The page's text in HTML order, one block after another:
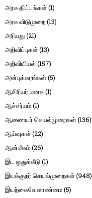
அரசு திட்டங்கள்(1)
அரசு விடுமுறை(13)
அரியது(21)
அறிவிப்புகள்(13)
அறிவியியல் (157)
அன்புக்கரங்கள்(5)
ஆசிரியர் மனசு(1)
ஆச்சர்யம்(1)
ஆணையர் செயல்முறைகள்(136)
ஆய்வுகள்(22)
ஆன்மீகம்(26)
இட ஒதுக்கீடு(1)
இயக்குநர் செயல்முறைகள்(948)
இயற்கைவேளாண்மை(5)